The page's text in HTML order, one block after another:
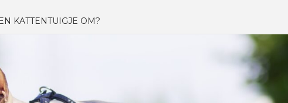
KATTENTUIGJE OM?